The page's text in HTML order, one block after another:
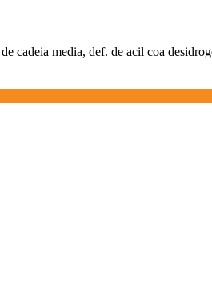
cadeia media, def. de acil coa